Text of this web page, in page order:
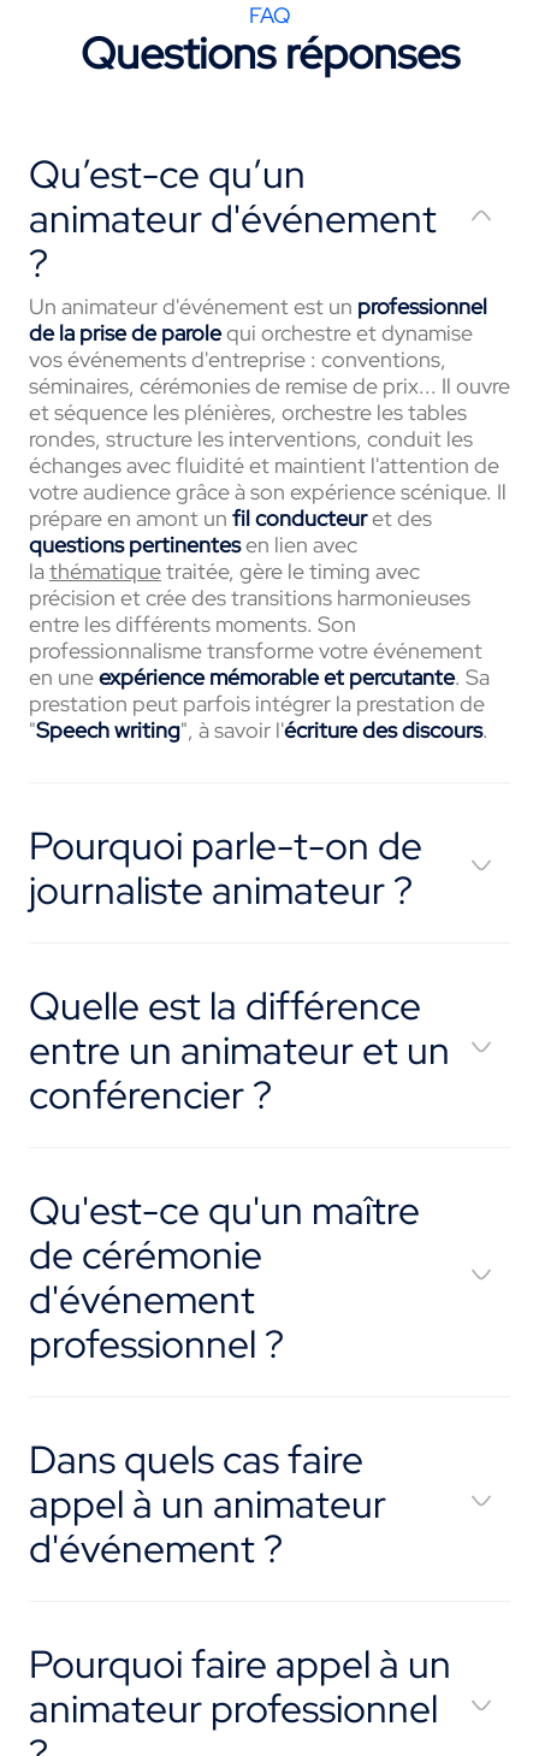
FAQ
Questions réponses
Qu’est-ce qu’un
animateur d'événement
?
Un animateurd'événementest un professionnel
de la prise de parolequi orchestre et dynamise
vos événements d'entreprise : conventions,
séminaires, cérémonies de remise de prix... Il ouvre
et séquence les plénières, orchestre les tables
rondes, structure les interventions, conduit les
échanges avec fluidité et maintient l'attention de
votre audience grâce à son expérience scénique. Il
prépare en amont un fil conducteuret des
questions pertinentesen lien avec
lathématiquetraitée, gère le timing avec
précision et crée des transitions harmonieuses
entre les différents moments. Son
professionnalisme transforme votre événement
en uneexpérience mémorable et percutante. Sa
prestation peut parfois intégrer la prestation de
"Speech writing", à savoir l'écriture des discours.
Pourquoi parle-t-on de
journaliste animateur ?
Quelle est la différence
entre un animateur et un
conférencier ?
Qu'est-ce qu'un maître
de cérémonie
d'événement
professionnel ?
Dans quels cas faire
appel à un animateur
d'événement ?
Pourquoi faire appel à un
animateur professionnel